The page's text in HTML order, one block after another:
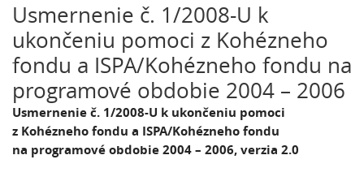
Usmernenie č. 1/2008-U k
ukončeniu pomoci z Kohézneho
fondu a ISPA/Kohézneho fondu na
programové obdobie 2004 – 2006
Usmernenie č. 1/2008-U k ukončeniu pomoci
z Kohézneho fondu a ISPA/Kohézneho fondu
na programové obdobie 2004 – 2006, verzia 2.0